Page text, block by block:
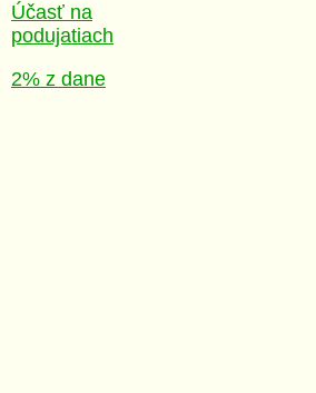
Účasť na
podujatiach
2% z dane